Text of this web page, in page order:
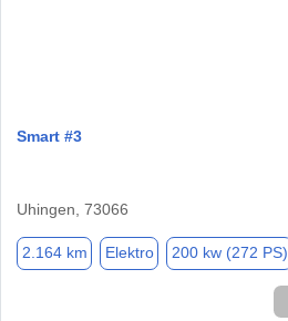
Smart #3
Uhingen, 73066
2.164 km Elektro 200 kw (272 PS)